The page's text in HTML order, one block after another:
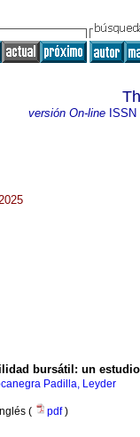
versión On-lineISSN
bursátil: un
Padilla, Leyder
Inglés ( pdf)